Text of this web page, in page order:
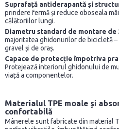
Suprafață antiderapantă și
prindere fermă și reduce oboseala
călătoriilor lungi.
Diametru standard de montare de
majoritatea ghidonurilor de bicicletă
gravel și de oraș.
Capace de protecție împotriva
Protejează interiorul ghidonului de
viață a componentelor.
Materialul TPE moale și
confortabilă
Mânerele sunt fabricate din material